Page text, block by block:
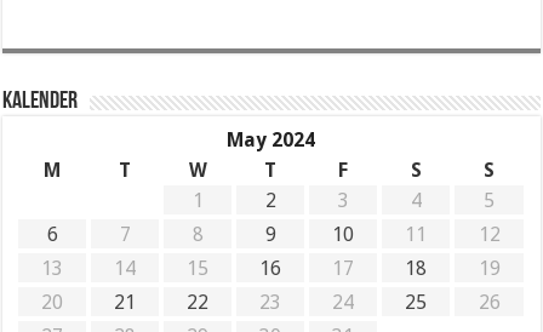
KALENDER
May 2024
M
T W T F S
S
1
2 3 4
5
6
7 8 9 10 11
12
13
14 15 16 17 18
19
20
21 22 23 24 25
26